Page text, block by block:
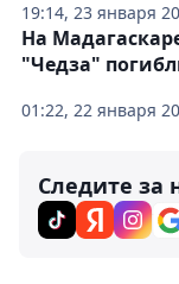
19:14, 23 января
01:22, 22 января
На
"Чедза"
Следите за